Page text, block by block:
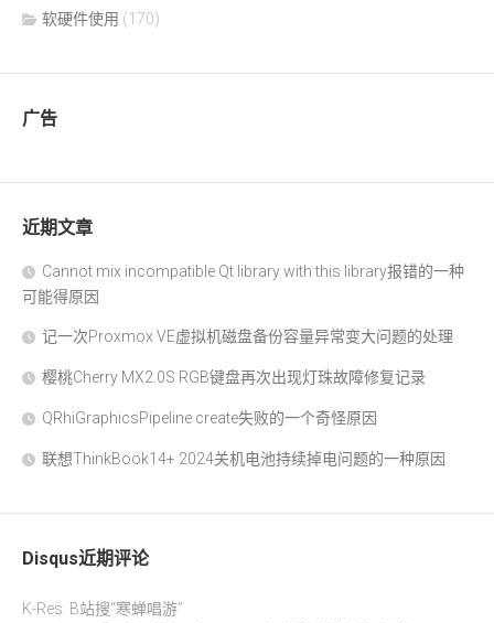
软硬件使用 (170)
广告
近期文章
Cannot mix incompatible Qt library with this library报错的一种
可能得原因
记一次Proxmox VE虚拟机磁盘备份容量异常变大问题的处理
樱桃Cherry MX2.0S RGB键盘再次出现灯珠故障修复记录
QRhiGraphicsPipeline create失败的一个奇怪原因
联想ThinkBook14+ 2024关机电池持续掉电问题的一种原因
Disqus近期评论
K-Res: B站搜“寒蝉唱游”